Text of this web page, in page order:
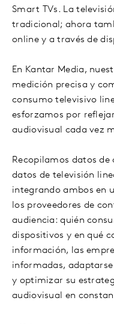
Smart TVs. La
tradicional; ahora
online y a través de
En Kantar Media,
medición precisa y
consumo televisivo
esforzamos por
audiovisual cada vez
Recopilamos datos
datos de televisión
integrando ambos en
los proveedores de
audiencia: quién
dispositivos y en qué
información, las
informadas,
y optimizar su
audiovisual en